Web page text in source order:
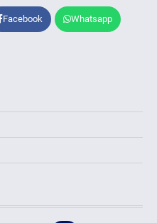
Facebook Whatsapp